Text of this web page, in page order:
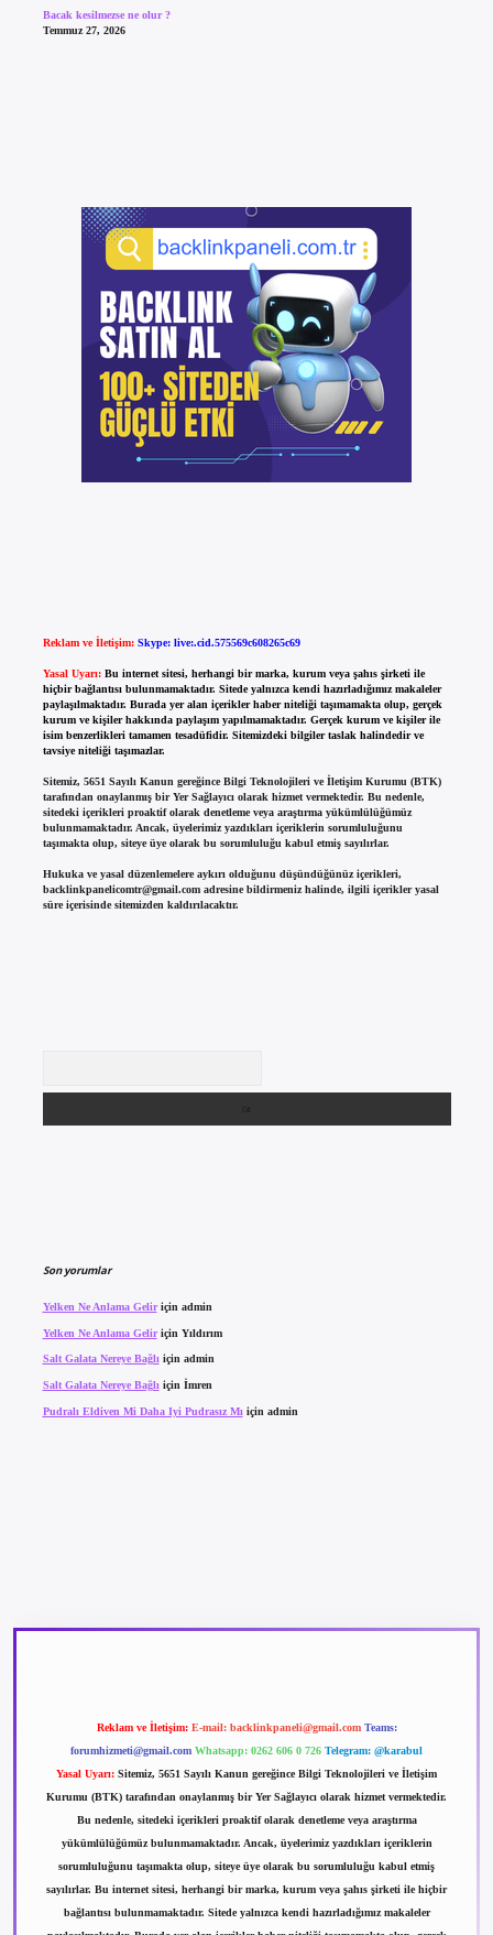
Bacak kesilmezse ne olur ?
Temmuz 27, 2026
Reklam ve İletişim: Skype: live:.cid.575569c608265c69
Yasal Uyarı: Bu internet sitesi, herhangi bir marka, kurum veya şahıs şirketi ile
hiçbir bağlantısı bulunmamaktadır. Sitede yalnızca kendi hazırladığımız makaleler
paylaşılmaktadır. Burada yer alan içerikler haber niteliği taşımamakta olup, gerçek
kurum ve kişiler hakkında paylaşım yapılmamaktadır. Gerçek kurum ve kişiler ile
isim benzerlikleri tamamen tesadüfidir. Sitemizdeki bilgiler taslak halindedir ve
tavsiye niteliği taşımazlar.
Sitemiz, 5651 Sayılı Kanun gereğince Bilgi Teknolojileri ve İletişim Kurumu (BTK)
tarafından onaylanmış bir Yer Sağlayıcı olarak hizmet vermektedir. Bu nedenle,
sitedeki içerikleri proaktif olarak denetleme veya araştırma yükümlülüğümüz
bulunmamaktadır. Ancak, üyelerimiz yazdıkları içeriklerin sorumluluğunu
taşımakta olup, siteye üye olarak bu sorumluluğu kabul etmiş sayılırlar.
Hukuka ve yasal düzenlemelere aykırı olduğunu düşündüğünüz içerikleri,
backlinkpanelicomtr@gmail.comadresine bildirmeniz halinde, ilgili içerikler yasal
süre içerisinde sitemizden kaldırılacaktır.
Son yorumlar
Yelken Ne Anlama Geliriçin admin
Yelken Ne Anlama Geliriçin Yıldırım
Salt Galata Nereye Bağlıiçin admin
Salt Galata Nereye Bağlı için İmren
Pudralı Eldiven Mi Daha Iyi Pudrasız Mı için admin
Reklam ve İletişim: E-mail: backlinkpaneli@gmail.com Teams:
forumhizmeti@gmail.com Whatsapp: 0262 606 0 726 Telegram: @karabul
Yasal Uyarı: Sitemiz, 5651 Sayılı Kanun gereğince Bilgi Teknolojileri ve İletişim
Kurumu (BTK) tarafından onaylanmış bir Yer Sağlayıcı olarak hizmet vermektedir.
Bu nedenle, sitedeki içerikleri proaktif olarak denetleme veya araştırma
yükümlülüğümüz bulunmamaktadır. Ancak, üyelerimiz yazdıkları içeriklerin
sorumluluğunu taşımakta olup, siteye üye olarak bu sorumluluğu kabul etmiş
sayılırlar. Bu internet sitesi, herhangi bir marka, kurum veya şahıs şirketi ile hiçbir
bağlantısı bulunmamaktadır. Sitede yalnızca kendi hazırladığımız makaleler